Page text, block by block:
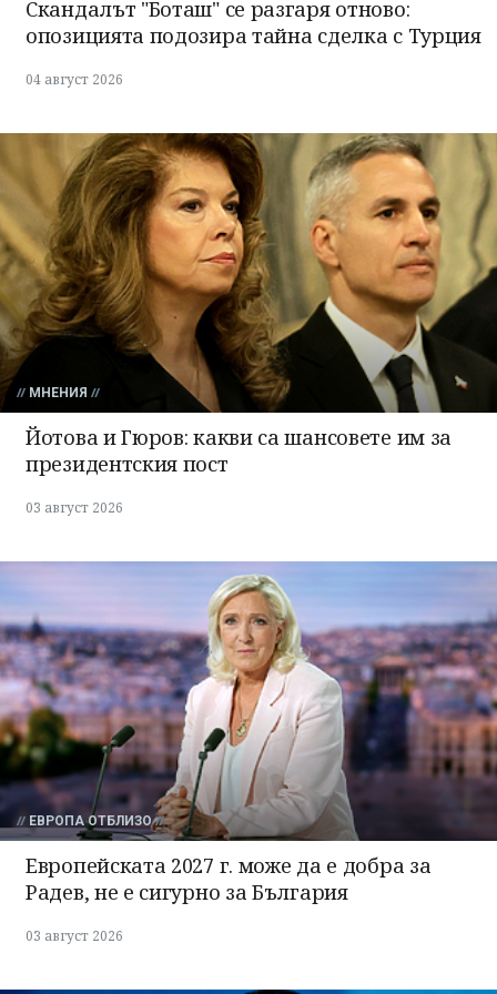
Скандалът "Боташ" се разгаря отново:
опозицията подозира тайна сделка с Турция
04 август 2026
МНЕНИЯ
Йотова и Гюров: какви са шансовете им за
президентския пост
03 август 2026
ЕВРОПА ОТБЛИЗО
Европейската 2027 г. може да е добра за
Радев, не е сигурно за България
03 август 2026